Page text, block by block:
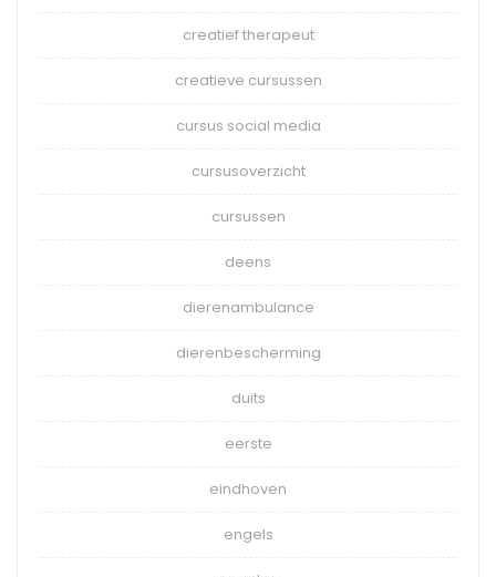
creatief therapeut
creatieve cursussen
cursus social media
cursusoverzicht
cursussen
deens
dierenambulance
dierenbescherming
duits
eerste
eindhoven
engels